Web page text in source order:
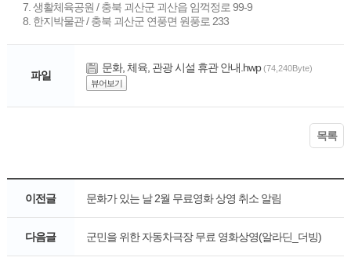
7. 생활체육공원 / 충북 괴산군 괴산읍 임꺽정로 99-9
8. 한지박물관 / 충북 괴산군 연풍면 원풍로 233
파일
문화, 체육, 관광 시설 휴관 안내.hwp (74,240Byte)
뷰어보기
목록
이전글 문화가 있는 날 2월 무료영화 상영 취소 알림
다음글 군민을 위한 자동차극장 무료 영화상영(알라딘_더빙)